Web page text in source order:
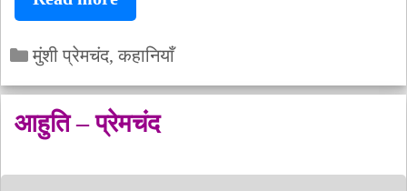
–
मुंशी
कहानी
Categories
मुंशी प्रेमचंद,कहानियाँ
आहुति – प्रेमचंद